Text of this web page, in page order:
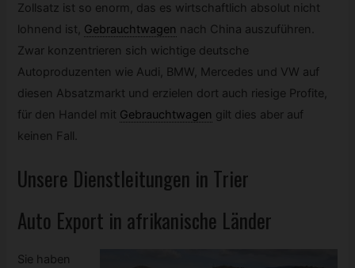
Zollsatz ist so enorm, das es wirtschaftlich absolut nicht
lohnend ist, Gebrauchtwagen nach China auszuführen.
Zwar konzentrieren sich wichtige deutsche
Autoproduzenten wie Audi, BMW, Mercedes und VW auf
diesen Absatzmarkt und erzielen dort auch riesige Profite,
für den Handel mit Gebrauchtwagen gilt dies aber auf
keinen Fall.
Unsere Dienstleitungen in Trier
Auto Export in afrikanische Länder
Sie haben